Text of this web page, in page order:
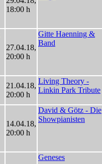
18:00 h
27.04.18,
20:00 h
Gitte Haenning &
Band
21.04.18,
20:00 h
Living Theory -
Linkin Park Tribute
14.04.18,
20:00 h
David & Götz - Die
Showpianisten
Geneses